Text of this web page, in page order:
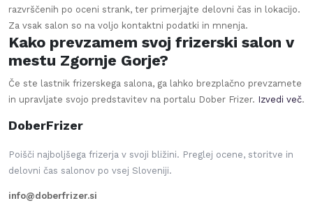
razvrščenih po oceni strank, ter primerjajte delovni čas in lokacijo.
Za vsak salon so na voljo kontaktni podatki in mnenja.
Kako prevzamem svoj frizerski salon v
mestu Zgornje Gorje?
Če ste lastnik frizerskega salona, ga lahko brezplačno prevzamete
in upravljate svojo predstavitev na portalu Dober Frizer. Izvedi več.
DoberFrizer
Poišči najboljšega frizerja v svoji bližini. Preglej ocene, storitve in
delovni čas salonov po vsej Sloveniji.
info@doberfrizer.si